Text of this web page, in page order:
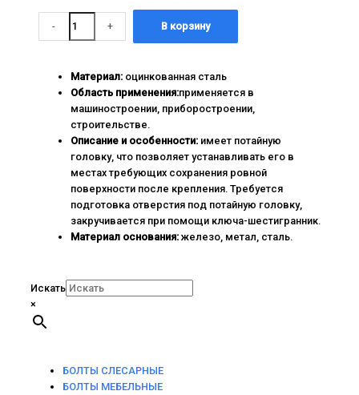
-
Количество
+ В корзину
Материал:оцинкованная сталь
Область применения:применяется в
машиностроении, приборостроении,
строительстве.
Описание и особенности:имеет потайную
головку, что позволяет устанавливать его в
местах требующих сохранения ровной
поверхности после крепления. Требуется
подготовка отверстия под потайную головку,
закручивается при помощи ключа-шестигранник.
Материал основания:железо, метал, сталь.
Искать
×
БОЛТЫ СЛЕСАРНЫЕ
БОЛТЫ МЕБЕЛЬНЫЕ